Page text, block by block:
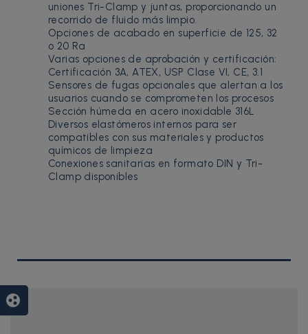
uniones Tri-Clamp y juntas, proporcionando un
recorrido de fluido más limpio.
Opciones de acabado en superficie de 125, 32
o 20 Ra
Varias opciones de aprobación y certificación:
Certificación 3A, ATEX, USP Clase VI, CE, 3.1
Sensores de fugas opcionales que alertan a los
usuarios cuando se comprometen los procesos
Sección húmeda en acero inoxidable 316L
Diversos elastómeros internos para ser
compatibles con sus materiales y productos
químicos de limpieza
Conexiones sanitarias en formato DIN y Tri-
Clamp disponibles
group_work